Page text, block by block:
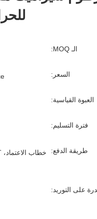
الـ MOQ:
السعر:
العبوة القياسية:
فترة التسليم:
طريقة الدفع:
على التوريد: